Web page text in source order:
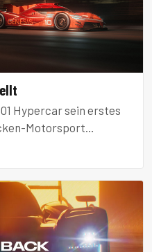
Hypercar sein erstes
Motorsport